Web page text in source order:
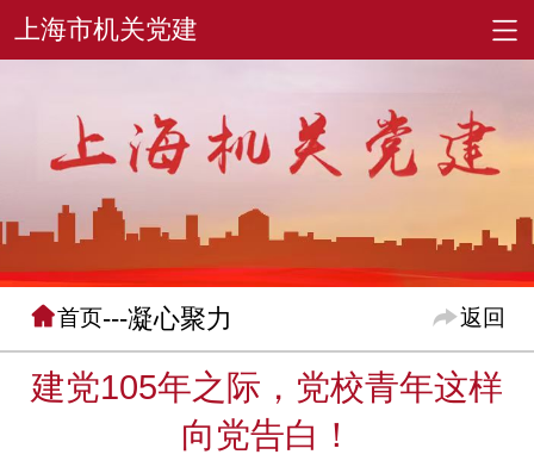
首页---凝心聚力 返回
建党105年之际，党校青年这样
向党告白！